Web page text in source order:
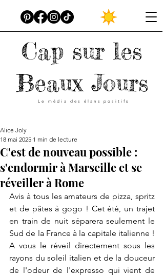
Cap sur les
Beaux Jours
Le média des élans positifs
C'est de nouveau possible :
s'endormir à Marseille et se
réveiller à Rome
Alice Joly
18 mai 2025 1 min de lecture
Avis à tous les amateurs de pizza, spritz
et de pâtes à gogo ! Cet été, un trajet
en train de nuit séparera seulement le
Sud de la France à la capitale italienne !
A vous le réveil directement sous les
rayons du soleil italien et de la douceur
de l'odeur de l'expresso qui vient de